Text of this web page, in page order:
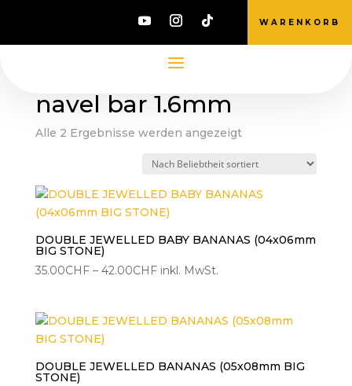
WARENKORB
/ Produkte verschlagwortet mit „navel bar
navel bar 1.6mm
Alle 2 Ergebnisse werden angezeigtNach
sortiert
DOUBLE JEWELLED BABY BANANAS (04x06mm
BIG STONE)
35.00CHF – 42.00CHFPreisspanne:
42.00CHF
inkl. MwSt.
DOUBLE JEWELLED BANANAS (05x08mm BIG
STONE)